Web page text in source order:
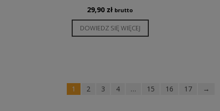
29,90 zł brutto
DOWIEDZ SIĘ WIĘCEJ
1 2 3 4 … 15 16 17 →